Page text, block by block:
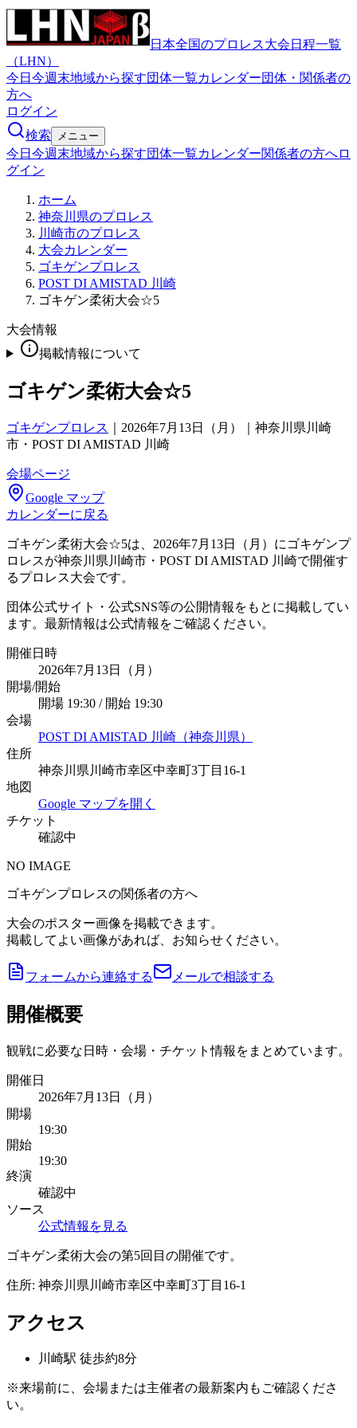
日本全国のプロレス大会日程一覧
（LHN）
今日 今週末地域から探す団体一覧カレンダー団体・関係者の
方へ
ログイン
検索
メニュー
今日 今週末地域から探す団体一覧カレンダー関係者の方へロ
グイン
ホーム
神奈川県のプロレス
川崎市のプロレス
大会カレンダー
ゴキゲンプロレス
POST DI AMISTAD 川崎
ゴキゲン柔術大会☆5
大会情報
掲載情報について
ゴキゲン柔術大会☆5
ゴキゲンプロレス
2026年7月13日（月）｜神奈川県川崎
市・POST DI AMISTAD 川崎
会場ページ
Google マップ
カレンダーに戻る
ゴキゲン柔術大会☆5は、2026年7月13日（月）にゴキゲンプ
ロレスが神奈川県川崎市・POST DI AMISTAD 川崎で開催す
るプロレス大会です。
団体公式サイト・公式SNS等の公開情報をもとに掲載してい
ます。最新情報は公式情報をご確認ください。
開催日時
2026年7月13日（月）
開場/開始
開場 19:30 / 開始 19:30
会場
POST DI AMISTAD 川崎（神奈川県）
住所
神奈川県川崎市幸区中幸町3丁目16-1
地図
Google マップを開く
チケット
確認中
NO IMAGE
ゴキゲンプロレスの関係者の方へ
大会のポスター画像を掲載できます。
掲載してよい画像があれば、お知らせください。
フォームから連絡する メールで相談する
開催概要
観戦に必要な日時・会場・チケット情報をまとめています。
開催日
2026年7月13日（月）
開場
19:30
開始
19:30
終演
確認中
ソース
公式情報を見る
ゴキゲン柔術大会の第5回目の開催です。
住所: 神奈川県川崎市幸区中幸町3丁目16-1
アクセス
川崎駅 徒歩約8分
※来場前に、会場または主催者の最新案内もご確認くださ
い。